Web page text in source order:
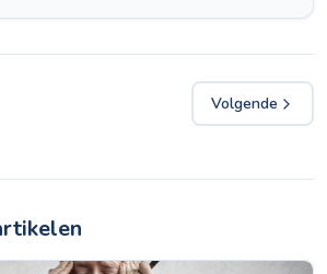
Volgende